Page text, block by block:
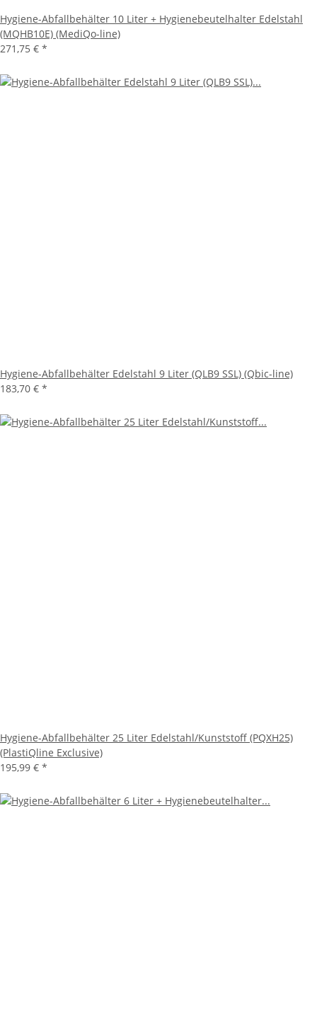
Hygiene-Abfallbehälter 10 Liter + Hygienebeutelhalter Edelstahl
(MQHB10E) (MediQo-line)
271,75 € *
Hygiene-Abfallbehälter Edelstahl 9 Liter (QLB9 SSL) (Qbic-line)
183,70 € *
Hygiene-Abfallbehälter 25 Liter Edelstahl/Kunststoff (PQXH25)
(PlastiQline Exclusive)
195,99 € *